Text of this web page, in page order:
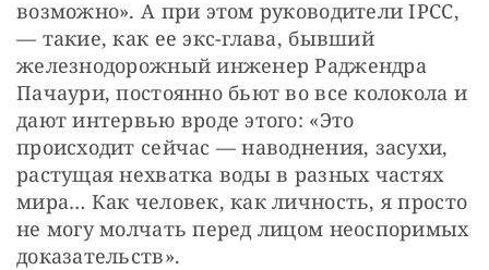
возможно». А при этом руководители IPCC,
— такие, как ее экс-глава, бывший
железнодорожный инженер Раджендра
Пачаури, постоянно бьют во все колокола и
дают интервью вроде этого: «Это
происходит сейчас — наводнения, засухи,
растущая нехватка воды в разных частях
мира… Как человек, как личность, я просто
не могу молчать перед лицом неоспоримых
доказательств».